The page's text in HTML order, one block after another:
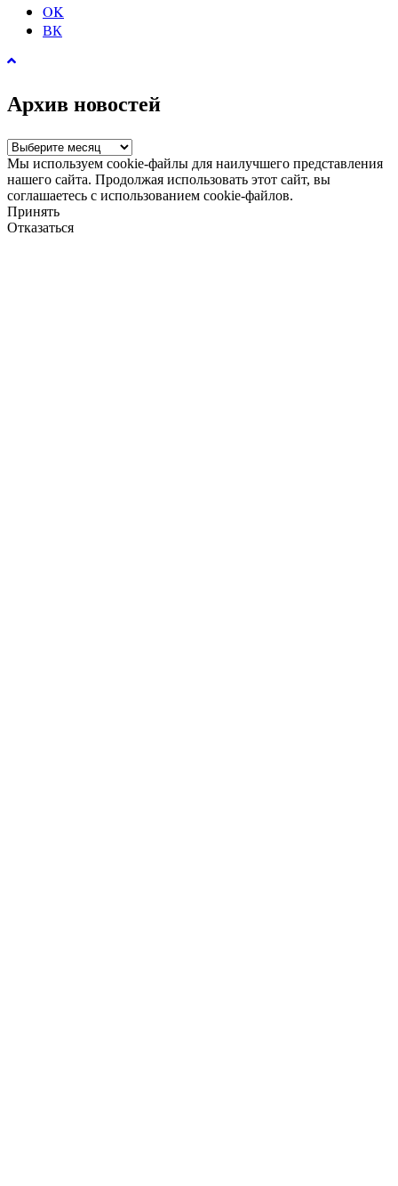
OK
ВК
Архив новостей
Архив
новостей
Мы используем cookie-файлы для наилучшего представления
нашего сайта. Продолжая использовать этот сайт, вы
соглашаетесь с использованием cookie-файлов.
Принять
Отказаться